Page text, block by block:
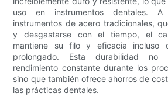
uso en instrumentos dentales.
instrumentos de acero tradicionales,
y desgastarse con el tiempo, el
mantiene su filo y eficacia incluso
prolongado. Esta durabilidad no
rendimiento constante durante los
sino que también ofrece ahorros de
las prácticas dentales.